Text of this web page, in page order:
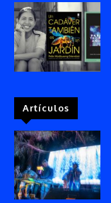
Artículos